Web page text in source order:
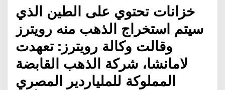
خزانات تحتوي على الطين الذي
سيتم استخراج الذهب منه رويترز
وقالت وكالة رويترز: تعهدت
لامانشا، شركة الذهب القابضة
المملوكة للملياردير المصري